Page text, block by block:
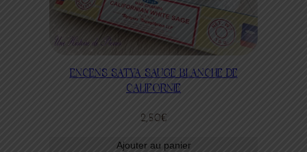
ENCENS SATYA SAUGE BLANCHE DE
CALIFORNIE
2,50€
Ajouter au panier